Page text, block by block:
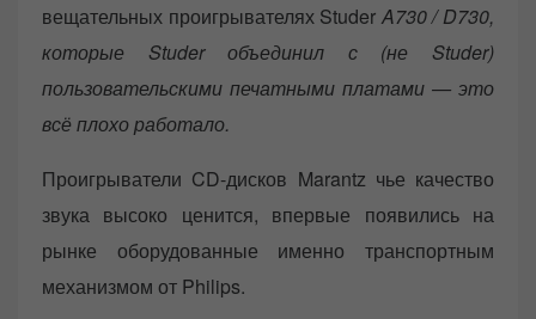
вещательных проигрывателях Studer A730 / D730,
которые Studer объединил с (не Studer)
пользовательскими печатными платами — это
всё плохо работало.
Проигрыватели CD-дисков Marantz чье качество
звука высоко ценится, впервые появились на
рынке оборудованные именно транспортным
механизмом от Philips.